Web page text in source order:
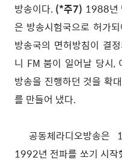
방송이다. (*주7) 1988년
은 방송시험국으로 허가
방송국의 면허방침이 결
니 FM 붐이 일어날 당시,
방송을 진행하던 것을 확
를 만들어 냈다.
공동체라디오방송은
1992년 전파를 쏘기 시작